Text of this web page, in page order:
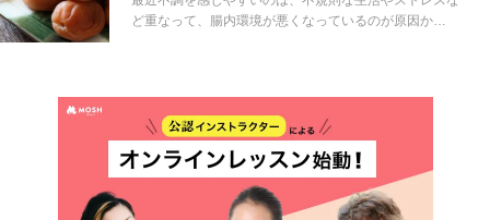
ど重なって、腸内環境が悪くなっているのが原因か